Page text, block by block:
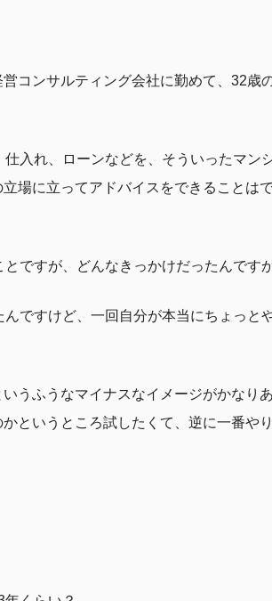
コンサルティング会社に勤めて、32歳
入れ、ローンなどを、そういったマン
場に立ってアドバイスをできることは
ですが、どんなきっかけだったんです
ですけど、一回自分が本当にちょっと
うふうなマイナスなイメージがかなり
というところ試したくて、逆に一番や